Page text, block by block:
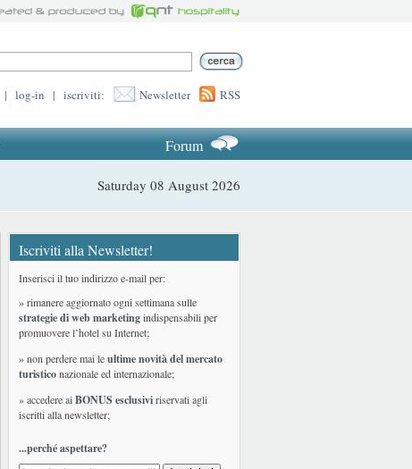
| log-in | iscriviti: Newsletter RSS
Forum
Saturday 08 August 2026
Iscriviti alla Newsletter!
Inserisci il tuo indirizzo e-mail per:
» rimanere aggiornato ogni settimana sulle
strategie di web marketingindispensabili per
promuovere l’hotel su Internet;
» non perdere mai leultime novità del mercato
turisticonazionale ed internazionale;
» accedere aiBONUS esclusiviriservati agli
iscritti alla newsletter;
...perché aspettare?